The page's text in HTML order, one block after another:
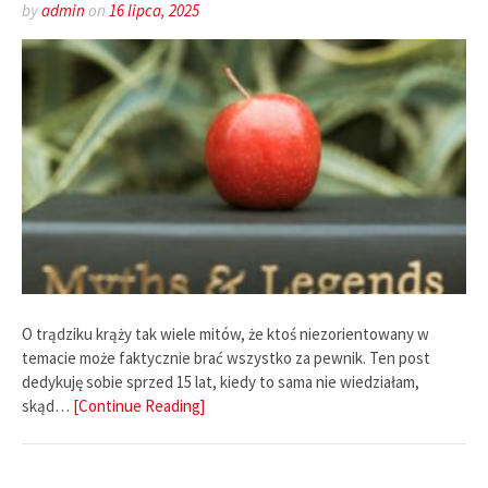
byadmin on 16 lipca, 2025
O trądziku krąży tak wiele mitów, że ktoś niezorientowany w
temacie może faktycznie brać wszystko za pewnik. Ten post
dedykuję sobie sprzed 15 lat, kiedy to sama nie wiedziałam,
skąd… [Continue Reading]